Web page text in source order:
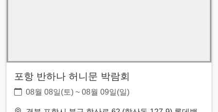
포항 반하나 허니문 박람회
08월 08일(토) ~ 08월 09일(일)